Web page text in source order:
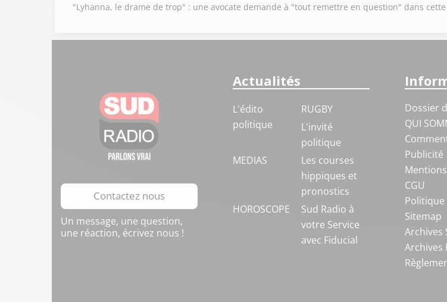
"Lyhanna, le drame de trop" : une avocate demande à "tout remettre en question" dans
Contactez nous
Un message, une question,
une réaction, écrivez nous !
Actualités
L'édito
politique
RUGBY
L'invité
politique
MEDIAS
Les courses
hippiques et
pronostics
HOROSCOPE
Sud Radio à
votre Service
avec Fiducial
Dossier
QUI
Publicité
CGU
Sitemap
Archives
Archives